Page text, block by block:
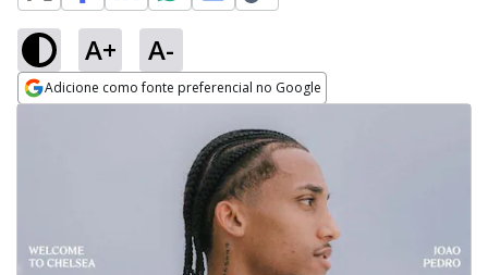
A+ A-
Adicione como fonte preferencial no Google